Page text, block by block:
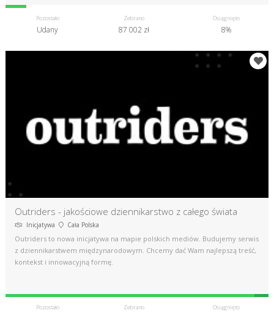
Pozostało
Udany
Zebrano
87 002 zł
Osiągnięto
8%
Outriders - jakościowe dziennikarstwo z całego świata
Inicjatywa Cała Polska
Outriders to nowa inicjatywa na mapie polskich mediów. Budujemy serwis
z dziennikarstwem międzynarodowym. Chcemy dać Wam najlepszą treść,
kontekst i innowacyjną formę.
Pozostało Zebrano Osiągnięto